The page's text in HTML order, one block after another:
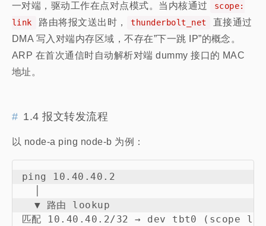
一对端，驱动工作在点对点模式。当内核通过
scope:
link
路由将报文送出时， thunderbolt_net
直接通过
DMA 写入对端内存区域，不存在”下一跳 IP”的概念。
ARP 在首次通信时自动解析对端 dummy 接口的 MAC
地址。
1.4 报文转发流程
以 node-a ping node-b 为例：
ping 10.40.40.2
  ▼ 路由 lookup
匹配 10.40.40.2/32 → dev tbt0 (scope